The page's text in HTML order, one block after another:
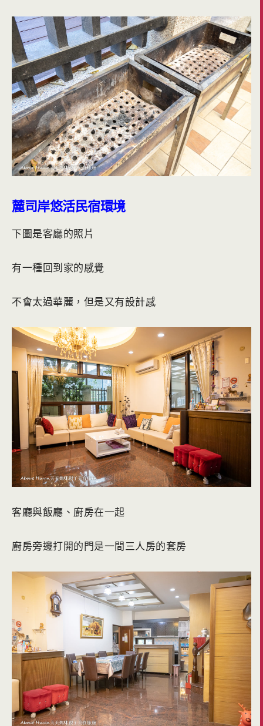
麓司岸悠活民宿環境
下圖是客廳的照片
有一種回到家的感覺
不會太過華麗，但是又有設計感
客廳與飯廳、廚房在一起
廚房旁邊打開的門是一間三人房的套房